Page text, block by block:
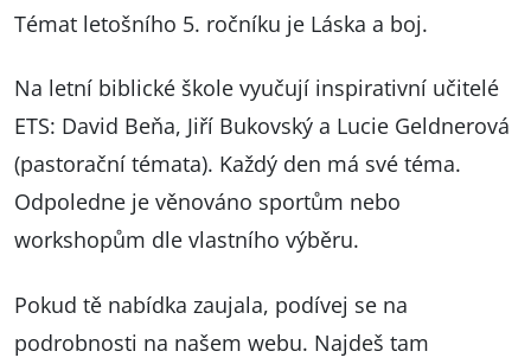
Témat letošního 5. ročníku je Láska a boj.
Na letní biblické škole vyučují inspirativní učitelé
ETS: David Beňa, Jiří Bukovský a Lucie Geldnerová
(pastorační témata). Každý den má své téma.
Odpoledne je věnováno sportům nebo
workshopům dle vlastního výběru.
Pokud tě nabídka zaujala, podívej se na
podrobnosti na našem webu. Najdeš tam